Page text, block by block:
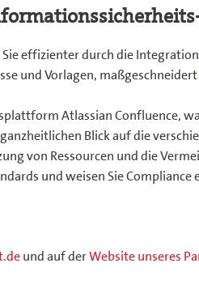
effizienter durch die
und Vorlagen,
Atlassian Confluence,
Blick auf die
von Ressourcen und die
und weisen Sie Compliance
und auf derWebsite unseres